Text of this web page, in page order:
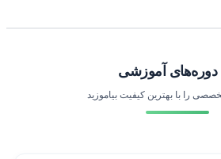
آموزشی
را با بهترین کیفیت بیاموزید